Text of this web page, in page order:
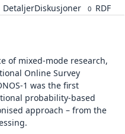
DetaljerDiskusjoner 0 RDF
of mixed-mode research,
Online Survey
1 was the first
probability-based
approach – from the